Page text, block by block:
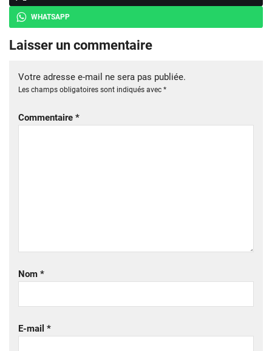
WHATSAPP
Laisser un commentaire
Votre adresse e-mail ne sera pas publiée.
Les champs obligatoires sont indiqués avec *
Commentaire *
Nom *
E-mail *